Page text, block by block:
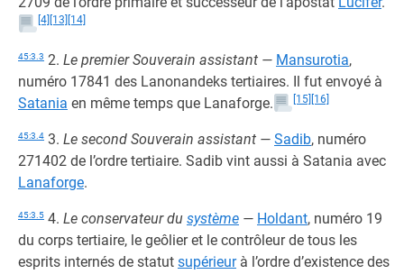
[4] [13] [14]
45:3.3 2. Le premier Souverain assistant — Mansurotia,
numéro 17841 des Lanonandeks tertiaires. Il fut envoyé à
Satania en même temps que Lanaforge. [15] [16]
45:3.4 3. Le second Souverain assistant — Sadib, numéro
271402 de l’ordre tertiaire. Sadib vint aussi à Satania avec
Lanaforge.
45:3.5 4. Le conservateur du système — Holdant, numéro 19
du corps tertiaire, le geôlier et le contrôleur de tous les
esprits internés de statut supérieurà l’ordre d’existence des